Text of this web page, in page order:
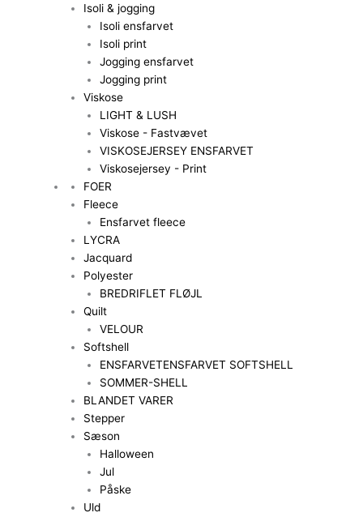
Isoli & jogging
Isoli ensfarvet
Isoli print
Jogging ensfarvet
Jogging print
Viskose
LIGHT & LUSH
Viskose - Fastvævet
VISKOSEJERSEY ENSFARVET
Viskosejersey - Print
FOER
Fleece
Ensfarvet fleece
LYCRA
Jacquard
Polyester
BREDRIFLET FLØJL
Quilt
VELOUR
Softshell
ENSFARVETENSFARVET SOFTSHELL
SOMMER-SHELL
BLANDET VARER
Stepper
Sæson
Halloween
Jul
Påske
Uld